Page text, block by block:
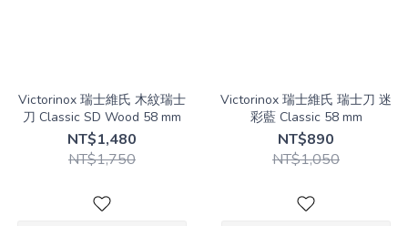
Victorinox 瑞士維氏 木紋瑞士
刀 Classic SD Wood 58 mm
NT$1,480
NT$1,750
Victorinox 瑞士維氏 瑞士刀 迷
彩藍 Classic 58 mm
NT$890
NT$1,050